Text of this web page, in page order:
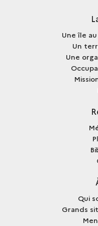
Une île
Un
Une
Qui
Grands